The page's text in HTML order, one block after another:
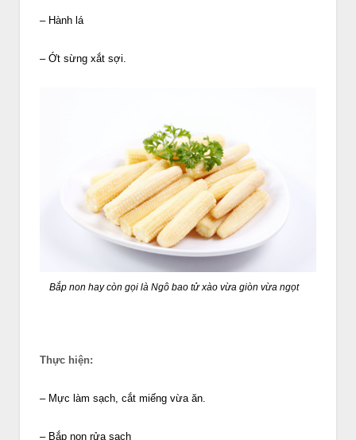
– Hành lá
– Ớt sừng xắt sợi.
Bắp non hay còn gọi là Ngô bao tử xào vừa giòn vừa ngọt
Thực hiện:
– Mực làm sạch, cắt miếng vừa ăn.
– Bắp non rửa sạch